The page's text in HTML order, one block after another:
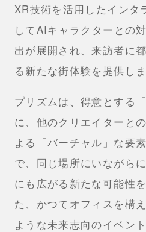
XR技術を活用したインタ
してAIキャラクターとの
出が展開され、来訪者に
る新たな街体験を提供しま
プリズムは、得意とする
に、他のクリエイターと
よる「バーチャル」な要
で、同じ場所にいながら
にも広がる新たな可能性
た、かつてオフィスを構
ような未来志向のイベン